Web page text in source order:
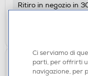
Ritiro in negozio in
Ci serviamo di
parti, per offrirti
navigazione, per